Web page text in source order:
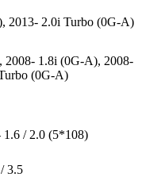
, 2013- 2.0i Turbo (0G-A)
, 2008- 1.8i (0G-A), 2008-
(0G-A)
1.6 / 2.0 (5*108)
3.5